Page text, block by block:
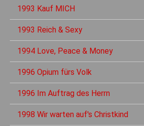
1993 Kauf MICH
1993 Reich & Sexy
1994 Love, Peace & Money
1996 Opium fürs Volk
1996 Im Auftrag des Herrn
1998 Wir warten auf's Christkind